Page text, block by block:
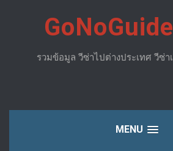
รวมข้อมูล วีซ่าไปต่างประเทศ วีซ่า
MENU